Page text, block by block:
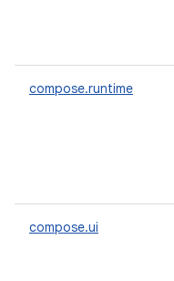
compose.runtime
compose.ui